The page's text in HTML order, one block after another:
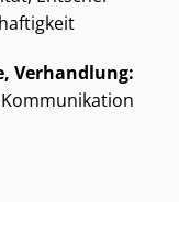
Verhandlung: